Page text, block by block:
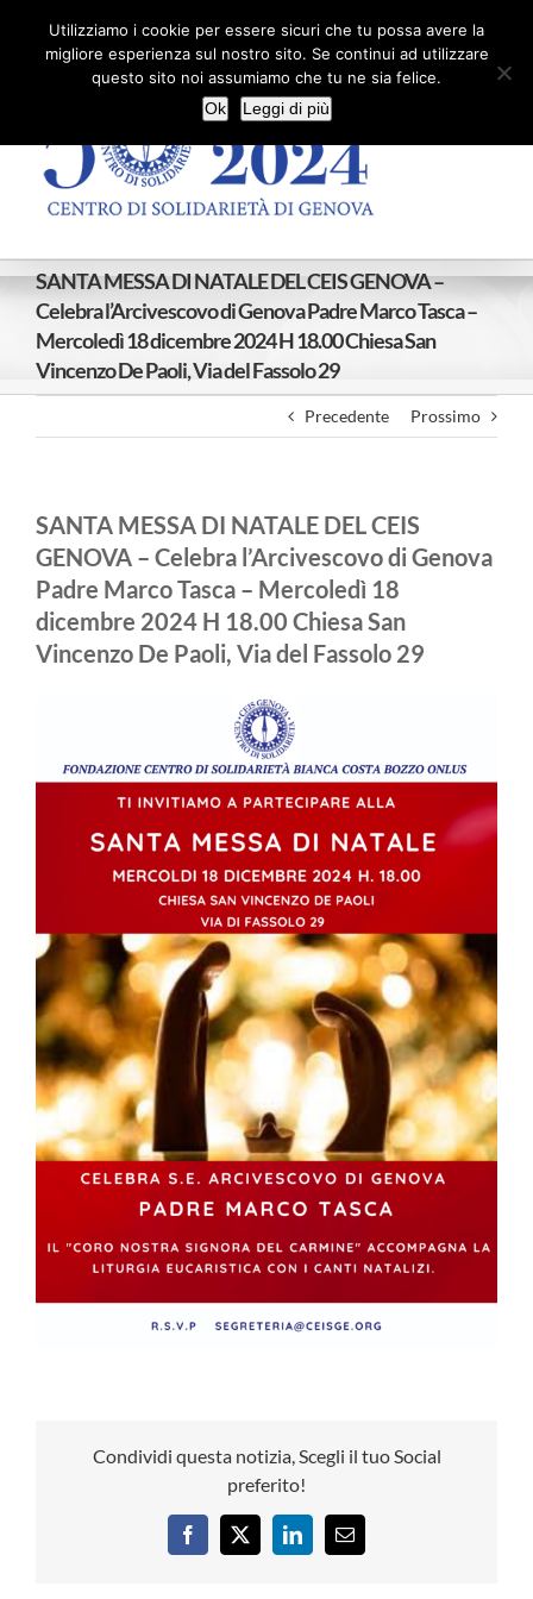
contenuto
Facebook
X YouTube
SANTA MESSA DI NATALE DEL CEIS GENOVA –
Celebra l’Arcivescovo di Genova Padre Marco Tasca –
Mercoledì 18 dicembre 2024 H 18.00 Chiesa San
Vincenzo De Paoli, Via del Fassolo 29
Precedente Prossimo
SANTA MESSA DI NATALE DEL CEIS
GENOVA – Celebra l’Arcivescovo di Genova
Padre Marco Tasca – Mercoledì 18
dicembre 2024 H 18.00 Chiesa San
Vincenzo De Paoli, Via del Fassolo 29
Condividi questa notizia, Scegli il tuo Social
preferito!
Facebook
X LinkedInEmail
Utilizziamo i cookie per essere sicuri che tu possa avere la
migliore esperienza sul nostro sito. Se continui ad utilizzare
questo sito noi assumiamo che tu ne sia felice.
Ok
Leggi di più